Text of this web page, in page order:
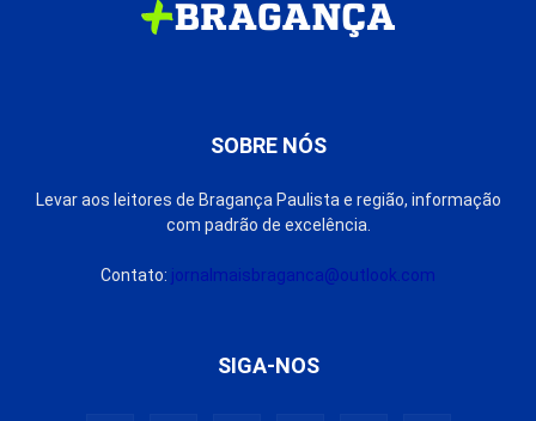
SOBRE NÓS
Levar aos leitores de Bragança Paulista e região, informação
com padrão de excelência.
Contato: jornalmaisbraganca@outlook.com
SIGA-NOS